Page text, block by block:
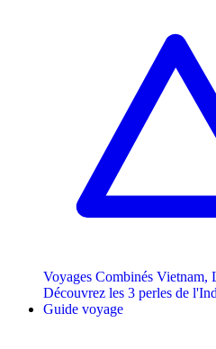
Voyages Combinés Vietnam,
Découvrez les 3 perles de
Guide voyage